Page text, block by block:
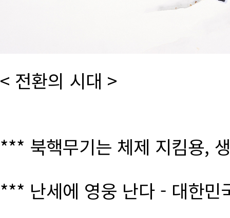
< 전환의 시대 >
*** 북핵무기는 체제 지킴용,
*** 난세에 영웅 난다 - 대한